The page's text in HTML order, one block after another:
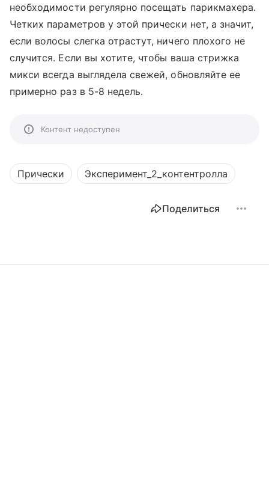
необходимости регулярно посещать парикмахера.
Четких параметров у этой прически нет, а значит,
если волосы слегка отрастут, ничего плохого не
случится. Если вы хотите, чтобы ваша стрижка
микси всегда выглядела свежей, обновляйте ее
примерно раз в 5-8 недель.
Контент недоступен
Прически Эксперимент_2_контентролла
Поделиться